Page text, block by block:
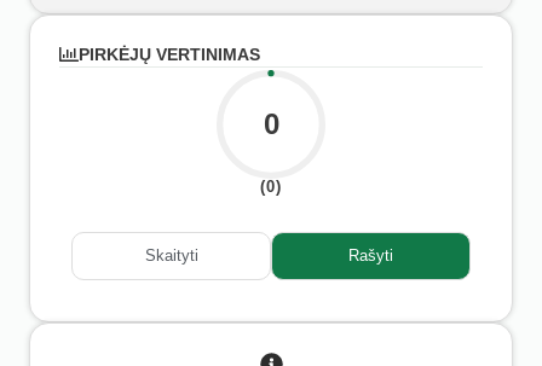
PIRKĖJŲ VERTINIMAS
0
(0)
Skaityti Rašyti